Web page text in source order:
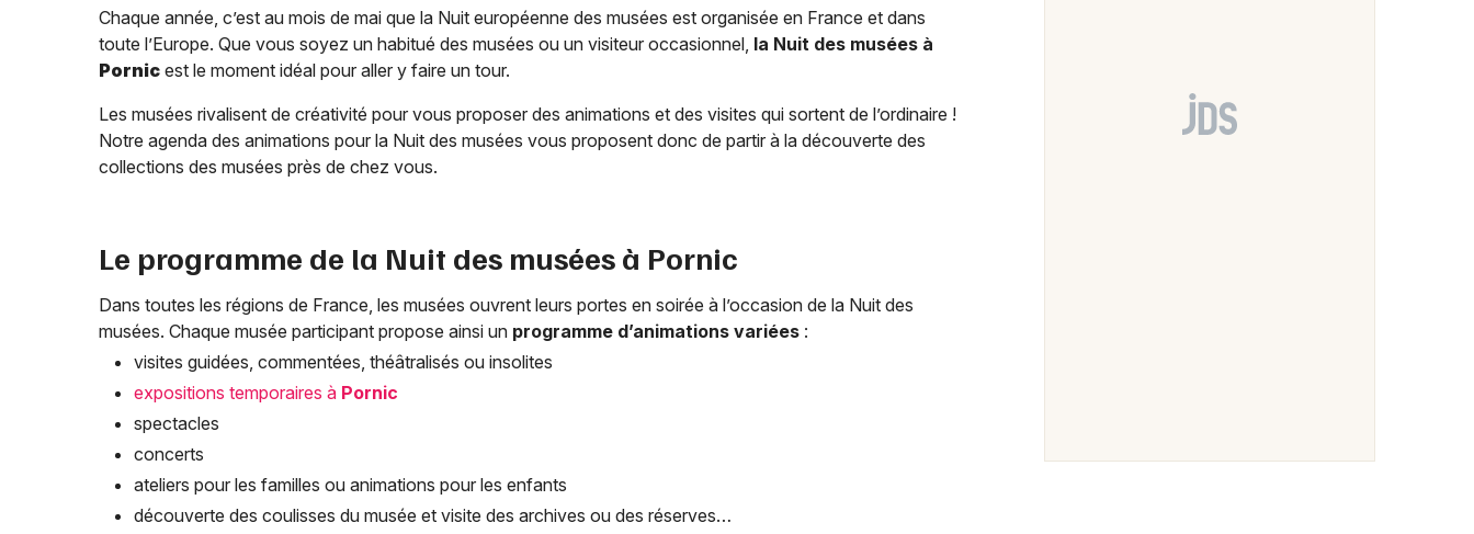
Chaque année, c’est au mois de mai que la Nuit européenne des musées est organisée en France et dans
toute l’Europe. Que vous soyez un habitué des musées ou un visiteur occasionnel, la Nuit des musées à
Pornic est le moment idéal pour aller y faire un tour.
Les musées rivalisent de créativité pour vous proposer des animations et des visites qui sortent de l’ordinaire !
Notre agenda des animations pour la Nuit des musées vous proposent donc de partir à la découverte des
collections des musées près de chez vous.
Le programme de la Nuit des musées à Pornic
Dans toutes les régions de France, les musées ouvrent leurs portes en soirée à l’occasion de la Nuit des
musées. Chaque musée participant propose ainsi un programme d’animations variées :
visites guidées, commentées, théâtralisés ou insolites
expositions temporaires à Pornic
spectacles
concerts
ateliers pour les familles ou animations pour les enfants
découverte des coulisses du musée et visite des archives ou des réserves…